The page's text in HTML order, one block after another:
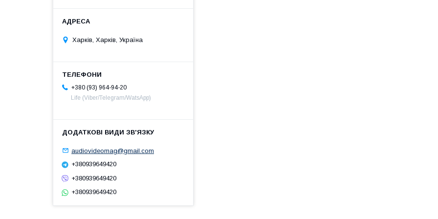
Харків, Харків, Україна
+380 (93) 964-94-20
Life (Viber/Telegram/WatsApp)
audiovideomag@gmail.com
+380939649420
+380939649420
+380939649420